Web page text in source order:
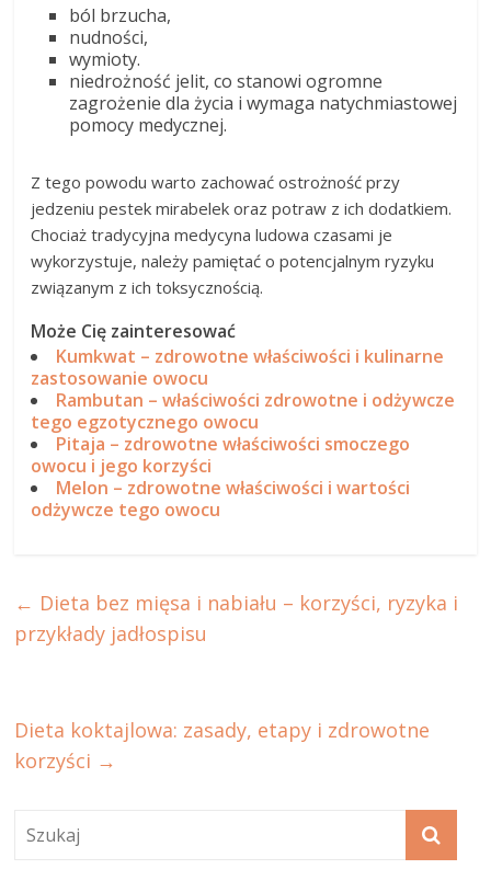
ból brzucha,
nudności,
wymioty.
niedrożność jelit, co stanowi ogromne
zagrożenie dla życia i wymaga natychmiastowej
pomocy medycznej.
Z tego powodu warto zachować ostrożność przy
jedzeniu pestek mirabelek oraz potraw z ich dodatkiem.
Chociaż tradycyjna medycyna ludowa czasami je
wykorzystuje, należy pamiętać o potencjalnym ryzyku
związanym z ich toksycznością.
Może Cię zainteresować
Kumkwat – zdrowotne właściwości i kulinarne
zastosowanie owocu
Rambutan – właściwości zdrowotne i odżywcze
tego egzotycznego owocu
Pitaja – zdrowotne właściwości smoczego
owocu i jego korzyści
Melon – zdrowotne właściwości i wartości
odżywcze tego owocu
← Dieta bez mięsa i nabiału – korzyści, ryzyka i
przykłady jadłospisu
Dieta koktajlowa: zasady, etapy i zdrowotne
korzyści →